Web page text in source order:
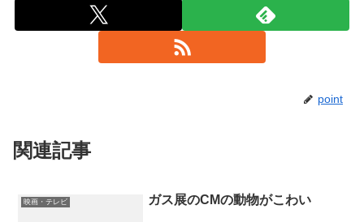
point
関連記事
映画・テレビ ガス展のCMの動物がこわい